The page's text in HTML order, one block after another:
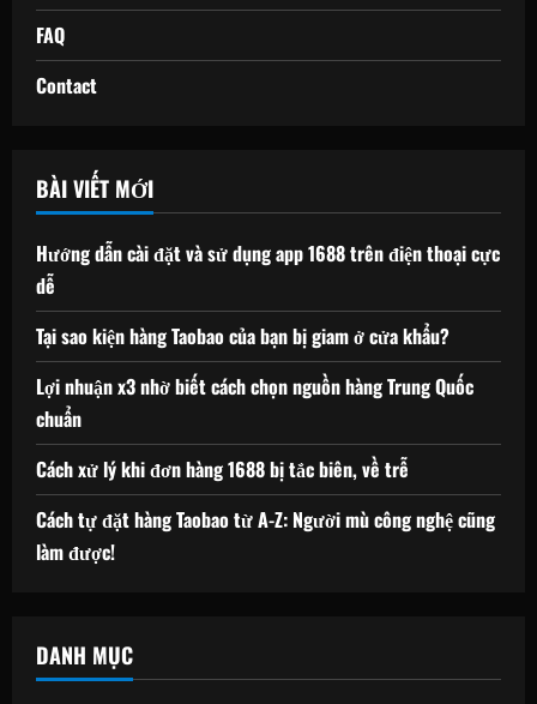
FAQ
Contact
BÀI VIẾT MỚI
Hướng dẫn cài đặt và sử dụng app 1688 trên điện thoại cực
dễ
Tại sao kiện hàng Taobao của bạn bị giam ở cửa khẩu?
Lợi nhuận x3 nhờ biết cách chọn nguồn hàng Trung Quốc
chuẩn
Cách xử lý khi đơn hàng 1688 bị tắc biên, về trễ
Cách tự đặt hàng Taobao từ A-Z: Người mù công nghệ cũng
làm được!
DANH MỤC